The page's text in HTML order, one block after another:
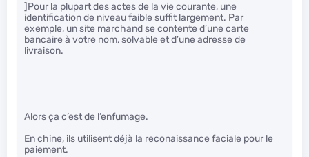
]Pour la plupart des actes de la vie courante, une
identification de niveau faible suffit largement. Par
exemple, un site marchand se contente d’une carte
bancaire à votre nom, solvable et d’une adresse de
livraison.
Alors ça c’est de l’enfumage.
En chine, ils utilisent déjà la reconaissance faciale pour le
paiement.